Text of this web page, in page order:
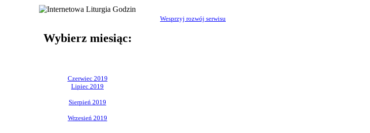
Wesprzyj rozwój serwisu
Wybierz miesiąc:
Czerwiec 2019
Lipiec 2019
Sierpień 2019
Wrzesień 2019